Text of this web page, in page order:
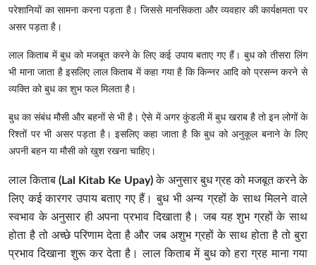
परेशानियों का सामना करना पड़ता है। जिससे मानसिकता और व्यवहार की कार्यक्षमता पर
असर पड़ता है।
लाल किताब में बुध को मजबूत करने के लिए कई उपाय बताए गए हैं। बुध को तीसरा लिंग
भी माना जाता है इसलिए लाल किताब में कहा गया है कि किन्नर आदि को प्रसन्न करने से
व्यक्ति को बुध का शुभ फल मिलता है।
बुध का संबंध मौसी और बहनों से भी है। ऐसे में अगर कुंडली में बुध खराब है तो इन लोगों के
रिश्तों पर भी असर पड़ता है। इसलिए कहा जाता है कि बुध को अनुकूल बनाने के लिए
अपनी बहन या मौसी को खुश रखना चाहिए।
लाल किताब(Lal Kitab Ke Upay)के अनुसार बुध ग्रह को मजबूत करने के
लिए कई कारगर उपाय बताए गए हैं। बुध भी अन्य ग्रहों के साथ मिलने वाले
स्वभाव के अनुसार ही अपना प्रभाव दिखाता है। जब यह शुभ ग्रहों के साथ
होता है तो अच्छे परिणाम देता है और जब अशुभ ग्रहों के साथ होता है तो बुरा
प्रभाव दिखाना शुरू कर देता है। लाल किताब में बुध को हरा ग्रह माना गया